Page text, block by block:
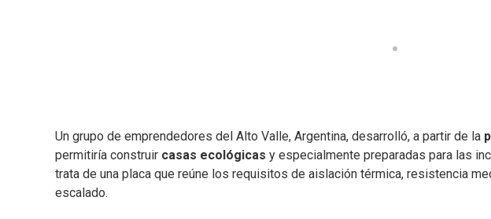
Un grupo de emprendedores del Alto Valle, Argentina, desarrolló, a partir de la
permitiría construir casas ecológicas y especialmente preparadas para las
trata de una placa que reúne los requisitos de aislación térmica, resistencia
escalado.